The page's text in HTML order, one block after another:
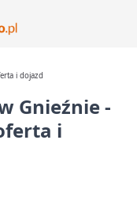
i dojazd
Gnieźnie -
i